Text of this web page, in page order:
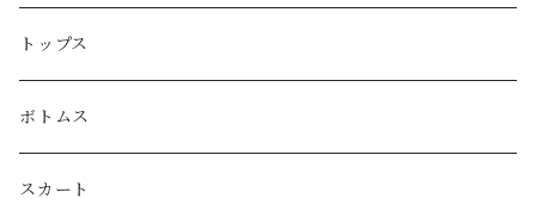
GUCCI
LOEWE
Christian Dior
トップス
ボトムス
スカート